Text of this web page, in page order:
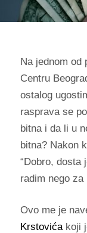
Na jednom od
Centru
ostalog
rasprava se
bitna i da li u
bitna? Nakon
“Dobro, dosta
radim nego za
Ovo me je
Krstovićakoji